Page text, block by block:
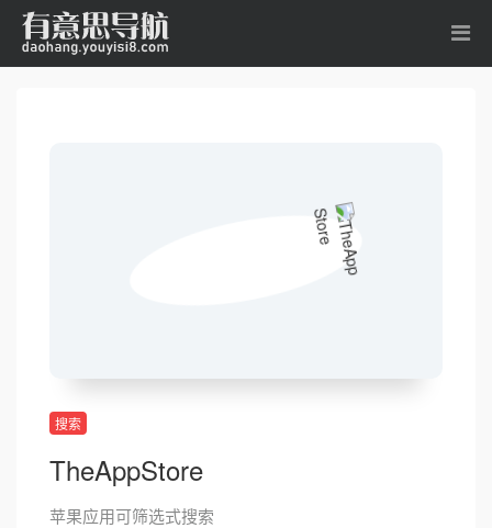
搜索
TheAppStore
苹果应用可筛选式搜索